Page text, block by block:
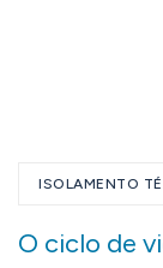
ISOLAMENTO
O ciclo de